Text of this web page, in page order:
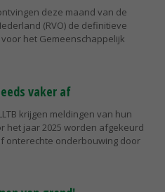
deze maand van de
(RVO) de definitieve
het Gemeenschappelijk
vaker af
krijgen meldingen van hun
het jaar 2025 worden afgekeurd
onterechte onderbouwing door